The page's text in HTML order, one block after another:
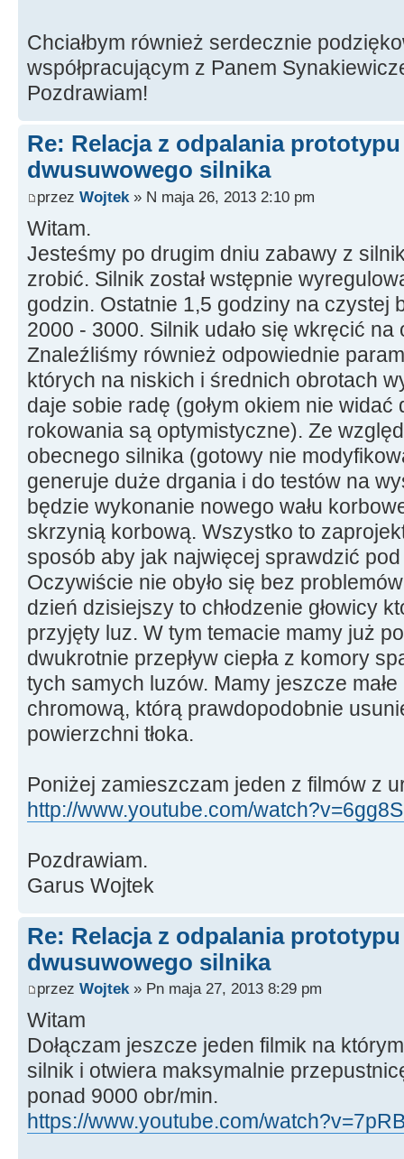
Chciałbym również serdecznie
współpracującym z Panem
Pozdrawiam!
Re: Relacja z odpalania
dwusuwowego silnika
przez Wojtek » N maja 26, 2013 2:10 pm
Witam.
Jesteśmy po drugim dniu zabawy z
zrobić. Silnik został wstępnie
godzin. Ostatnie 1,5 godziny na czystej
2000 - 3000. Silnik udało się wkręcić na
Znaleźliśmy również odpowiednie
których na niskich i średnich obrotach
daje sobie radę (gołym okiem nie widać
rokowania są optymistyczne). Ze
obecnego silnika (gotowy nie
generuje duże drgania i do testów na
będzie wykonanie nowego wału
skrzynią korbową. Wszystko to
sposób aby jak najwięcej sprawdzić
Oczywiście nie obyło się bez
dzień dzisiejszy to chłodzenie głowicy
przyjęty luz. W tym temacie mamy już
dwukrotnie przepływ ciepła z komory
tych samych luzów. Mamy jeszcze
chromową, którą prawdopodobnie
powierzchni tłoka.
Poniżej zamieszczam jeden z filmów z
http://www.youtube.com/
Pozdrawiam.
Garus Wojtek
Re: Relacja z odpalania
dwusuwowego silnika
przez Wojtek» Pn maja 27, 2013 8:29 pm
Witam
Dołączam jeszcze jeden filmik na
silnik i otwiera maksymalnie
ponad 9000 obr/min.
https://www.youtube.com/